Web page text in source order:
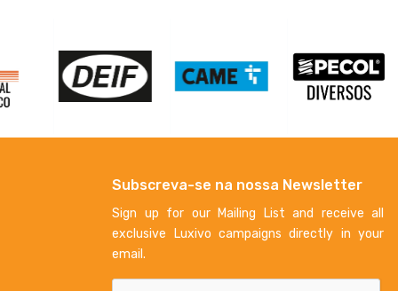
Subscreva-se na nossa Newsletter
Sign up for our Mailing List and receive all
exclusive Luxivo campaigns directly in your
email.